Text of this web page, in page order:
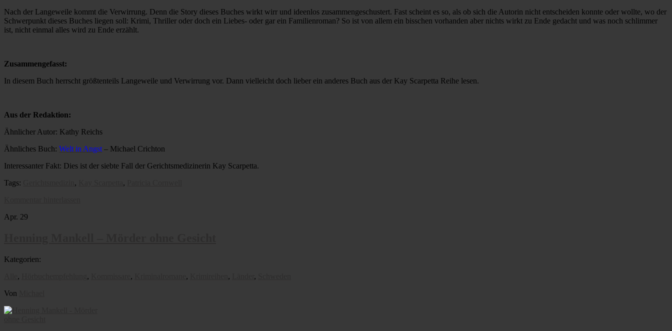
Nach der Langeweile kommt die Verwirrung. Denn die Story dieses Buches wirkt wirr und ideenlos zusammengeschustert. Fast scheint es so, als ob sich die Autorin nicht entscheiden konnte oder wollte, wo der
Schwerpunkt dieses Buches liegen soll: Krimi, Thriller oder doch ein Liebes- oder gar ein Familienroman? So ist von allem ein bisschen vorhanden aber nichts wirkt zu Ende gedacht und was noch schlimmer
ist, nicht einmal alles wird zu Ende erzählt.
Zusammengefasst:
In diesem Buch herrscht größtenteils Langeweile und Verwirrung vor. Dann vielleicht doch lieber ein anderes Buch aus der Kay Scarpetta Reihe lesen.
Aus der Redaktion:
Ähnlicher Autor: Kathy Reichs
Ähnliches Buch: Welt in Angst – Michael Crichton
Interessanter Fakt: Dies ist der siebte Fall der Gerichtsmedizinerin Kay Scarpetta.
Tags:
, ,
Apr. 29
Kategorien:
, , , , , ,
Von